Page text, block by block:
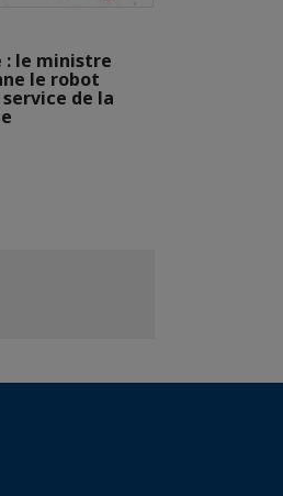
le ministre
le robot
de la